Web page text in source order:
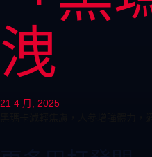
洩
21 4 月, 2025